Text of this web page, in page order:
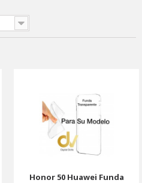
Honor 50 Huawei Funda